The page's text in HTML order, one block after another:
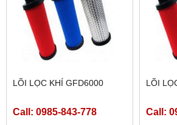
LÕI LỌC KHÍ GFD6000
Call: 0985-843-778
LÕI
Call: